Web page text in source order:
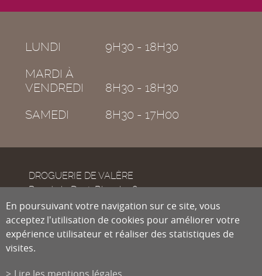
LUNDI
9H30 - 18H30
MARDI À
VENDREDI
8H30 - 18H30
SAMEDI
8H30 - 17H00
DROGUERIE DE VALÈRE
Rue de la Dent-Blanche 8
CH-1950
Sion
Tél.
En poursuivant votre navigation sur ce site, vous
acceptez l'utilisation de cookies pour améliorer votre
expérience utilisateur et réaliser des statistiques de
visites.